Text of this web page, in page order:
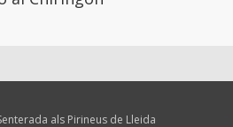
als Pirineus de Lleida